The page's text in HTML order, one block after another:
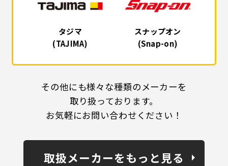
タジマ
(TAJIMA)
スナップオン
(Snap-on)
その他にも様々な種類のメーカーを
取り扱っております。
お気軽にお問い合わせください！
取扱メーカーをもっと見る